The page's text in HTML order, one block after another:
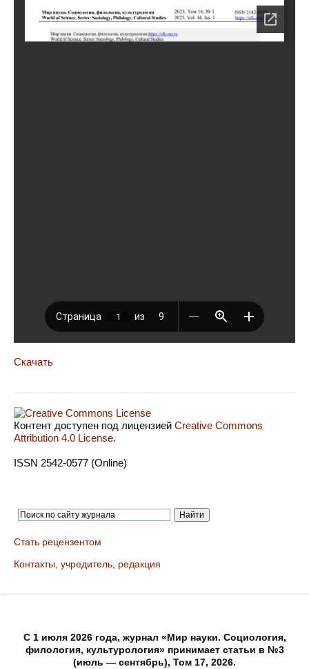
Скачать
Контент доступен под лицензией Creative Commons
Attribution 4.0 License.
ISSN 2542-0577 (Online)
Стать рецензентом
Контакты, учредитель, редакция
C 1 июля 2026 года, журнал «Мир науки. Социология,
филология, культурология» принимает статьи в №3
(июль — сентябрь), Том 17, 2026.